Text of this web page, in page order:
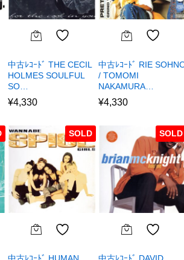
中古ﾚｺｰﾄﾞ THE CECIL
HOLMES SOULFUL
SO…
¥4,330
中古ﾚｺｰﾄﾞ RIE
/ TOMOMI
NAKAMURA…
¥4,330
SOLD SOLD